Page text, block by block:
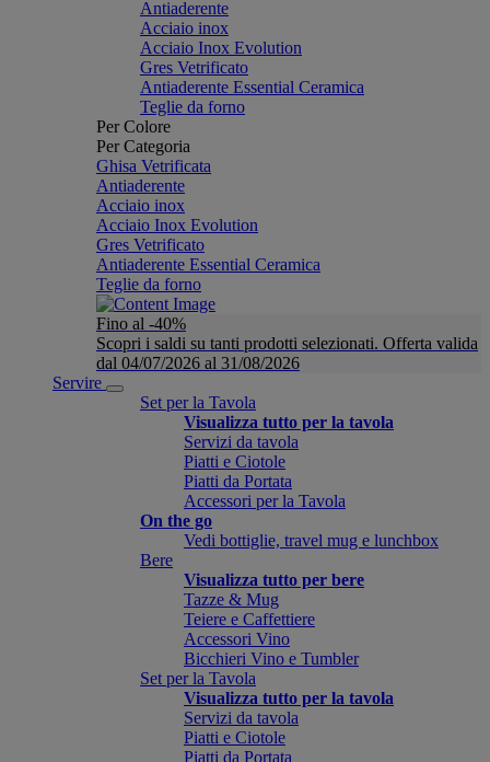
Antiaderente
Acciaio inox
Acciaio Inox Evolution
Gres Vetrificato
Antiaderente Essential Ceramica
Teglie da forno
Per Colore
Per Categoria
Ghisa Vetrificata
Antiaderente
Acciaio inox
Acciaio Inox Evolution
Gres Vetrificato
Antiaderente Essential Ceramica
Teglie da forno
Fino al -40%
Scopri i saldi su tanti prodotti selezionati. Offerta valida
dal 04/07/2026 al 31/08/2026
Servire
Set per la Tavola
Visualizza tutto per la tavola
Servizi da tavola
Piatti e Ciotole
Piatti da Portata
Accessori per la Tavola
On the go
Vedi bottiglie, travel mug e lunchbox
Bere
Visualizza tutto per bere
Tazze & Mug
Teiere e Caffettiere
Accessori Vino
Bicchieri Vino e Tumbler
Set per la Tavola
Visualizza tutto per la tavola
Servizi da tavola
Piatti e Ciotole
Piatti da Portata